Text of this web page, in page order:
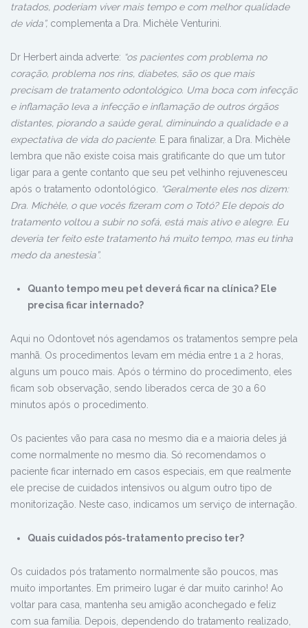
tratados, poderiam viver mais tempo e com melhor qualidade
de vida”, complementa a Dra. Michèle Venturini.
Dr Herbert ainda adverte: “os pacientes com problema no
coração, problema nos rins, diabetes, são os que mais
precisam de tratamento odontológico. Uma boca com infecção
e inflamação leva a infecção e inflamação de outros órgãos
distantes, piorando a saúde geral, diminuindo a qualidade e a
expectativa de vida do paciente. E para finalizar, a Dra. Michèle
lembra que não existe coisa mais gratificante do que um tutor
ligar para a gente contanto que seu pet velhinho rejuvenesceu
após o tratamento odontológico. “Geralmente eles nos dizem:
Dra. Michèle, o que vocês fizeram com o Totó? Ele depois do
tratamento voltou a subir no sofá, está mais ativo e alegre. Eu
deveria ter feito este tratamento há muito tempo, mas eu tinha
medo da anestesia”.
Quanto tempo meu pet deverá ficar na clínica? Ele
precisa ficar internado?
Aqui no Odontovet nós agendamos os tratamentos sempre pela
manhã. Os procedimentos levam em média entre 1 a 2 horas,
alguns um pouco mais. Após o término do procedimento, eles
ficam sob observação, sendo liberados cerca de 30 a 60
minutos após o procedimento.
Os pacientes vão para casa no mesmo dia e a maioria deles já
come normalmente no mesmo dia. Só recomendamos o
paciente ficar internado em casos especiais, em que realmente
ele precise de cuidados intensivos ou algum outro tipo de
monitorização. Neste caso, indicamos um serviço de internação.
Quais cuidados pós-tratamento preciso ter?
Os cuidados pós tratamento normalmente são poucos, mas
muito importantes. Em primeiro lugar é dar muito carinho! Ao
voltar para casa, mantenha seu amigão aconchegado e feliz
com sua família. Depois, dependendo do tratamento realizado,